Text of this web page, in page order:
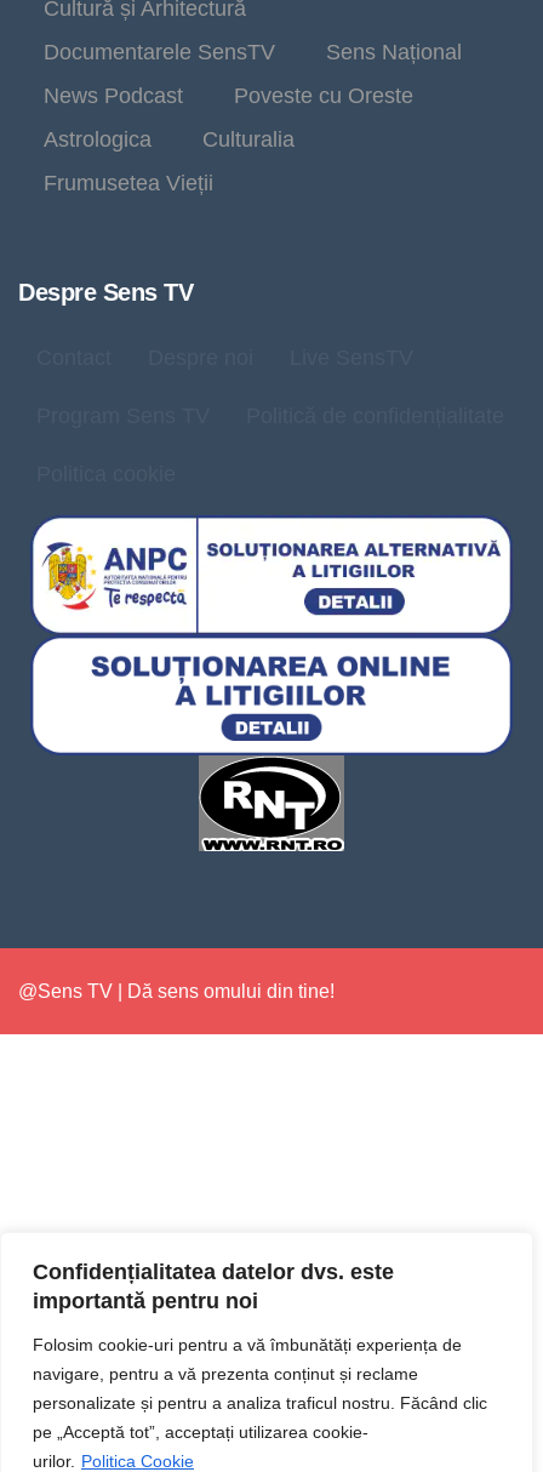
Confidențialitatea datelor dvs. este
importantă pentru noi
Folosim cookie-uri pentru a vă îmbunătăți experiența de
navigare, pentru a vă prezenta conținut și reclame
personalizate și pentru a analiza traficul nostru. Făcând clic
pe „Acceptă tot”, acceptați utilizarea cookie-
urilor. Politica Cookie
Cultură și Arhitectură
Documentarele SensTV
Sens Național
News Podcast
Poveste cu Oreste
Astrologica
Culturalia
Frumusetea Vieții
Despre Sens TV
@Sens TV | Dă sens omului din tine!